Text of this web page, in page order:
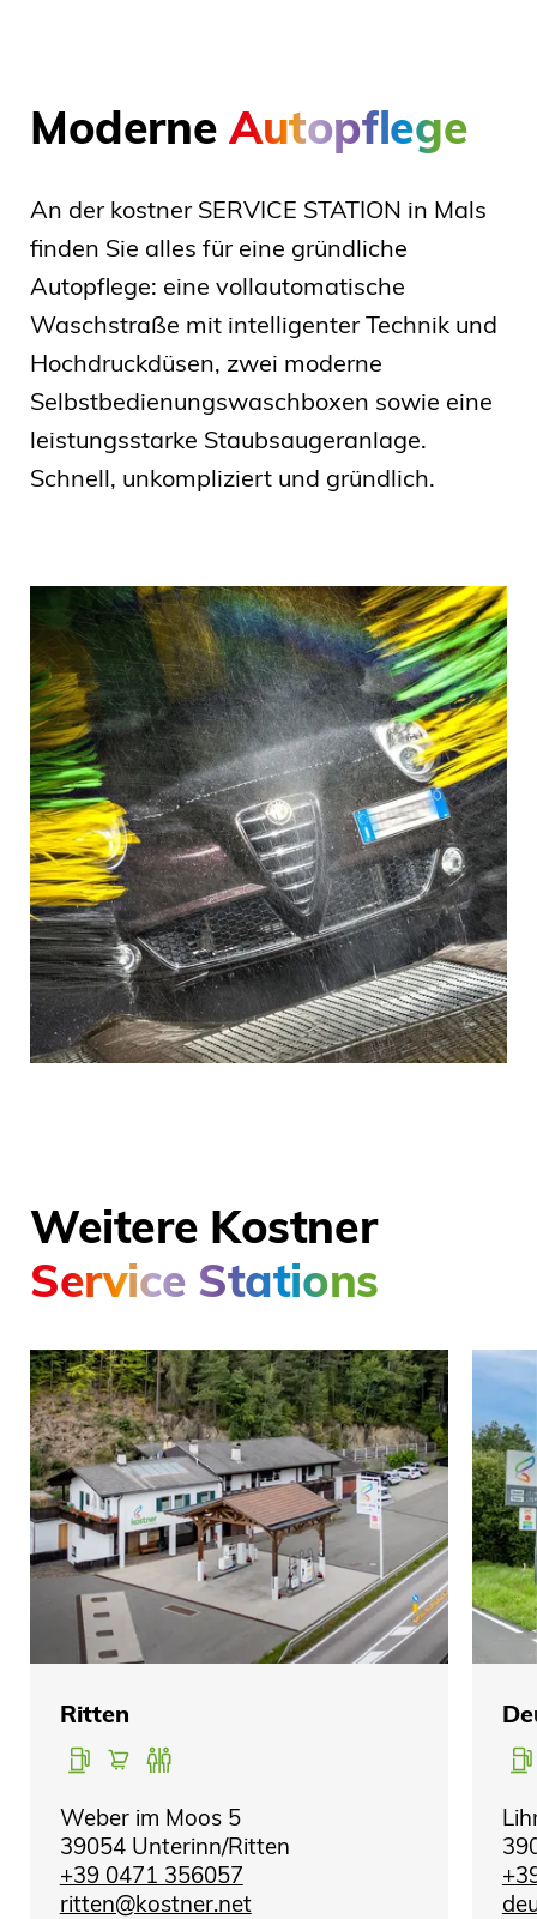
ModerneAutopflege
An der kostner SERVICE STATION in Mals
finden Sie alles für eine gründliche
Autopflege: eine vollautomatische
Waschstraße mit intelligenter Technik und
Hochdruckdüsen, zwei moderne
Selbstbedienungswaschboxen sowie eine
leistungsstarke Staubsaugeranlage.
Schnell, unkompliziert und gründlich.
Weitere Kostner
Service Stations
Ritten
Weber im Moos 5
39054 Unterinn/Ritten
+39 0471 356057
ritten@kostner.net